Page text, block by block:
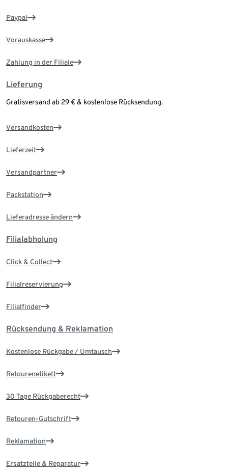
Paypal
Vorauskasse
Zahlung in der Filiale
Lieferung
Gratisversand ab 29 € & kostenlose Rücksendung.
Versandkosten
Lieferzeit
Versandpartner
Packstation
Lieferadresse ändern
Filialabholung
Click & Collect
Filialreservierung
Filialfinder
Rücksendung & Reklamation
Kostenlose Rückgabe / Umtausch
Retourenetikett
30 Tage Rückgaberecht
Retouren-Gutschrift
Reklamation
Ersatzteile & Reparatur